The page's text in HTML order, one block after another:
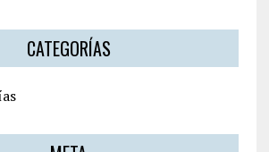
CATEGORÍAS